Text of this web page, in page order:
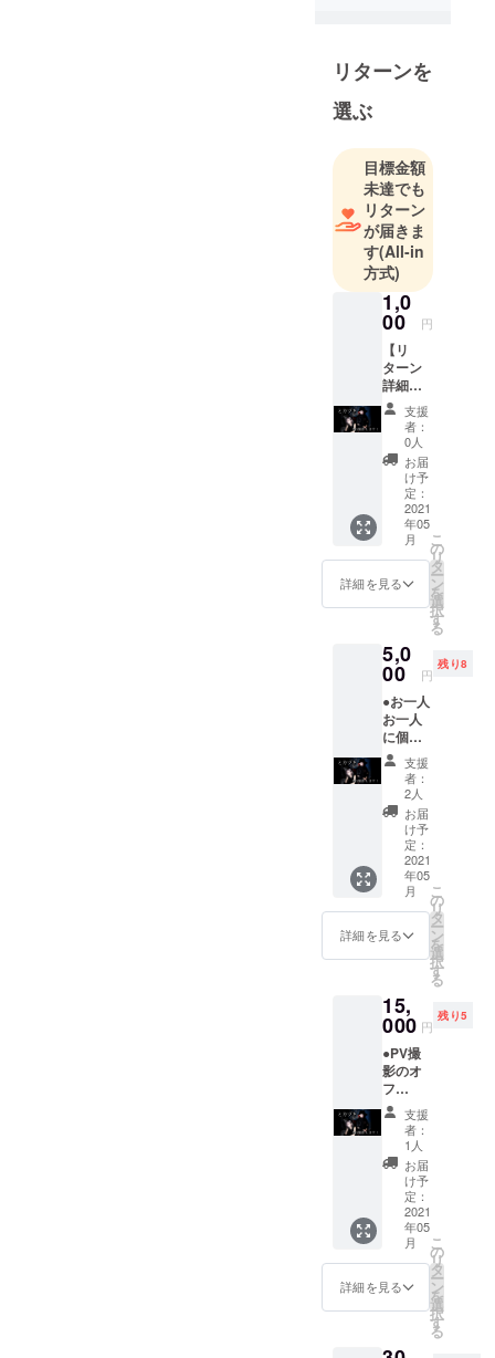
支援者の皆
様には細や
かながらお
いただきた
く思ってお
ります。
皆さまの応
援よろしく
お願いしま
リターンを
選ぶ
目標金額
未達でも
リターン
が届きま
す(All-in
方式)
1,0
00 円
【リ
ターン
詳細】
●限定音
源(未発
表曲※
データ
URLを
添付し
たメー
ルにて
提供) 5
月1日以
降順
次、支
援者の
定の
メール
アドレ
スに 詳
細をご
連絡い
たしま
す。
支援
者：
0人
お届
け予
定：
2021
年05
月
詳細を見る
こ
の
リ
タ
ー
ン
を
選
択
す
る
5,0
00 円
残り8
●お一人
お一人
に個別
の感謝
のメッ
セージ
動画
（動画
URLを
添付し
たメー
ルにて
提
供）。
動画内
にて名
呼びし
ます。
※支援
時、必
ず備考
欄にご
希望の
お名前
をご記
入くだ
さい。
●限定音
源(未発
表曲※
データ
URLを
添付し
支援
者：
2人
お届
け予
定：
2021
年05
月
詳細を見る
こ
の
リ
タ
ー
ン
を
選
択
す
る
15,
000 円
残り5
●PV撮
影のオ
フ
ショッ
ト動画
●ミカヅ
キ2人に
よる
『赤ず
きん』
朗読音
源 ●指
定のセ
リフ音
源（ミ
カヅキ1
50文字
支援
者：
1人
お届
け予
定：
2021
年05
月
詳細を見る
こ
の
リ
タ
ー
ン
を
選
択
す
る